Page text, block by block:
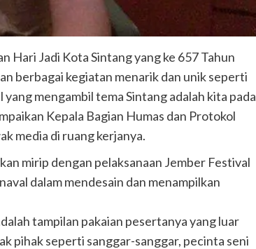
Hari Jadi Kota Sintang yang ke 657 Tahun
berbagai kegiatan menarik dan unik seperti
mengambil tema Sintang adalah kita pada
Kepala Bagian Humas dan Protokol
media di ruang kerjanya.
mirip dengan pelaksanaan Jember Festival
dalam mendesain dan menampilkan
tampilan pakaian pesertanya yang luar
pihak seperti sanggar-sanggar, pecinta seni